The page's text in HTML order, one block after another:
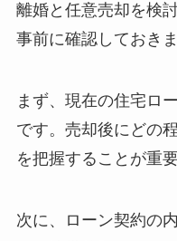
離婚と任意売却を検
事前に確認しておきま
まず、現在の住宅ロ
です。売却後にどの
を把握することが重要
次に、ローン契約の